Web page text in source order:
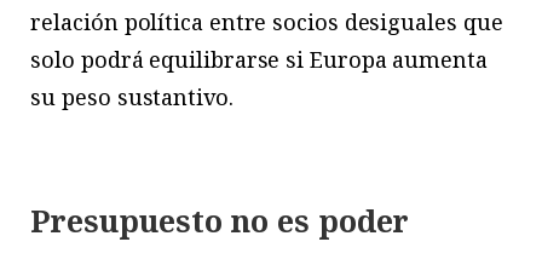
relación política entre socios desiguales que
solo podrá equilibrarse si Europa aumenta
su peso sustantivo.
Presupuesto no es poder